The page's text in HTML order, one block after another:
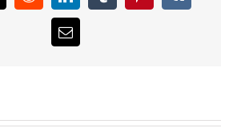
Email
a za
Stoel